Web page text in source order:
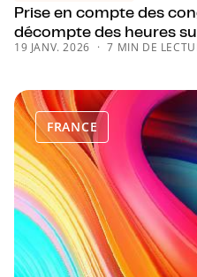
Prise en compte des
décompte des heures
19 JANV. 2026 7 MIN DE
FRANCE